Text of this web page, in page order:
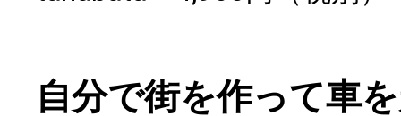
自分で街を作って車